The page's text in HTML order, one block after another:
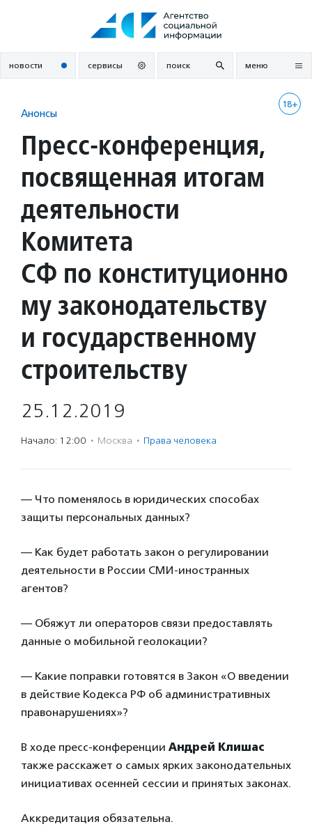
новости сервисы поиск меню
18+
Анонсы
Пресс-конференция,
посвященная итогам
деятельности
Комитета
СФ по конституционно
му законодательству
и государственному
строительству
25.12.2019
Начало: 12:00 · Москва · Права человека
— Что поменялось в юридических способах
защиты персональных данных?
— Как будет работать закон о регулировании
деятельности в России СМИ-иностранных
агентов?
— Обяжут ли операторов связи предоставлять
данные о мобильной геолокации?
— Какие поправки готовятся в Закон «О введении
в действие Кодекса РФ об административных
правонарушениях»?
В ходе пресс-конференции Андрей Клишас
также расскажет о самых ярких законодательных
инициативах осенней сессии и принятых законах.
Аккредитация обязательна.